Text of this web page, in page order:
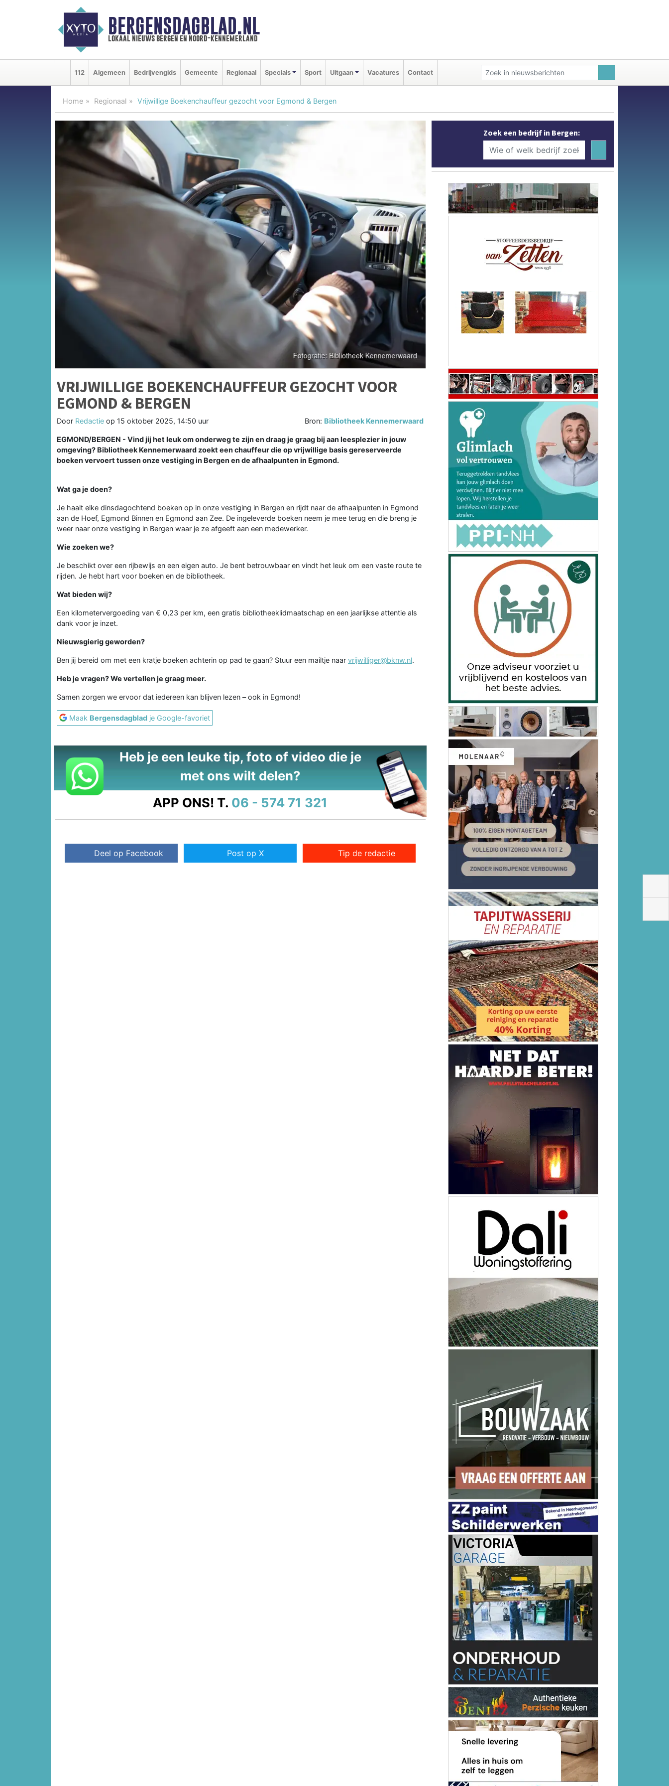
BERGENSDAGBLAD.NL
lokaal nieuws bergen en noord-kennemerland
112 Algemeen Bedrijvengids Gemeente Regionaal Specials Sport Uitgaan Vacatures Contact
Home Regionaal Vrijwillige Boekenchauffeur gezocht voor Egmond & Bergen
VRIJWILLIGE BOEKENCHAUFFEUR GEZOCHT VOOR
EGMOND & BERGEN
Door Redactie op 15 oktober 2025, 14:50 uur Bron: Bibliotheek Kennemerwaard
EGMOND/BERGEN - Vind jij het leuk om onderweg te zijn en draag je graag bij aan leesplezier in jouw
omgeving? Bibliotheek Kennemerwaard zoekt een chauffeur die op vrijwillige basis gereserveerde
boeken vervoert tussen onze vestiging in Bergen en de afhaalpunten in Egmond.
Wat ga je doen?
Je haalt elke dinsdagochtend boeken op in onze vestiging in Bergen en rijdt naar de afhaalpunten in Egmond
aan de Hoef, Egmond Binnen en Egmond aan Zee. De ingeleverde boeken neem je mee terug en die breng je
weer naar onze vestiging in Bergen waar je ze afgeeft aan een medewerker.
Wie zoeken we?
Je beschikt over een rijbewijs en een eigen auto. Je bent betrouwbaar en vindt het leuk om een vaste route te
rijden. Je hebt hart voor boeken en de bibliotheek.
Wat bieden wij?
Een kilometervergoeding van € 0,23 per km, een gratis bibliotheeklidmaatschap en een jaarlijkse attentie als
dank voor je inzet.
Nieuwsgierig geworden?
Ben jij bereid om met een kratje boeken achterin op pad te gaan? Stuur een mailtje naar vrijwilliger@bknw.nl.
Heb je vragen? We vertellen je graag meer.
Samen zorgen we ervoor dat iedereen kan blijven lezen – ook in Egmond!
Maak Bergensdagblad je Google-favoriet
Heb je een leuke tip, foto of video die je
met ons wilt delen?
APP ONS! T. 06 - 574 71 321
Deel op Facebook Post op X Tip de redactie
Zoek een bedrijf in Bergen: